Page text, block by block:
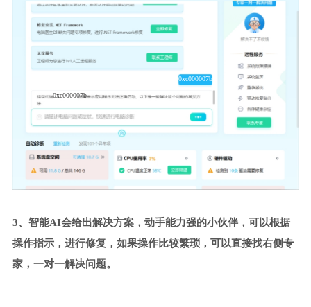
0xc000007b
0xc000007b
3、智能AI会给出解决方案，动手能力强的小伙伴，可以根据
操作指示，进行修复，如果操作比较繁琐，可以直接找右侧专
家，一对一解决问题。